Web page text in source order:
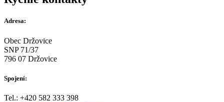
Adresa:
Obec Držovice
SNP 71/37
796 07 Držovice
Spojení:
Tel.: +420 582 333 398